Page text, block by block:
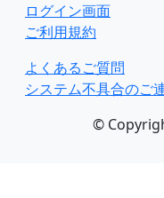
ログイン画面
ご利用規約
よくあるご質問
システム不具合のご
©